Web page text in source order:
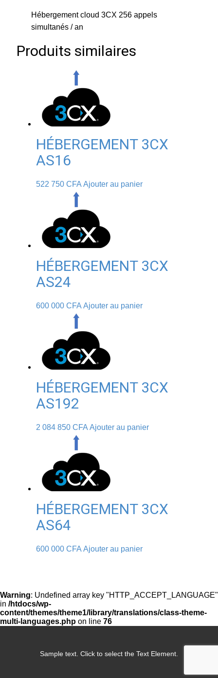
Hébergement cloud 3CX 256 appels
simultanés / an
Produits similaires
HÉBERGEMENT 3CX
AS16
522 750CFA Ajouter au panier
HÉBERGEMENT 3CX
AS24
600 000CFA Ajouter au panier
HÉBERGEMENT 3CX
AS192
2 084 850CFA Ajouter au panier
HÉBERGEMENT 3CX
AS64
600 000CFA Ajouter au panier
Warning: Undefined array key "HTTP_ACCEPT_LANGUAGE"
in /htdocs/wp-
content/themes/theme1/library/translations/class-theme-
multi-languages.php on line 76
Sample text. Click to select the Text Element.